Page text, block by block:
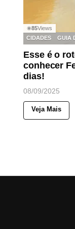
◉85Views
CIDADES
GUIA
Esse é o
conhecer
dias!
08/09/2025
Veja Mais